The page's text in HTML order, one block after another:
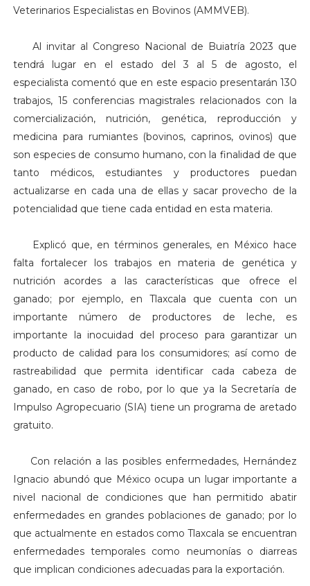
Veterinarios Especialistas en Bovinos (AMMVEB).
Al invitar al Congreso Nacional de Buiatría 2023 que
tendrá lugar en el estado del 3 al 5 de agosto, el
especialista comentó que en este espacio presentarán 130
trabajos, 15 conferencias magistrales relacionados con la
comercialización, nutrición, genética, reproducción y
medicina para rumiantes (bovinos, caprinos, ovinos) que
son especies de consumo humano, con la finalidad de que
tanto médicos, estudiantes y productores puedan
actualizarse en cada una de ellas y sacar provecho de la
potencialidad que tiene cada entidad en esta materia.
Explicó que, en términos generales, en México hace
falta fortalecer los trabajos en materia de genética y
nutrición acordes a las características que ofrece el
ganado; por ejemplo, en Tlaxcala que cuenta con un
importante número de productores de leche, es
importante la inocuidad del proceso para garantizar un
producto de calidad para los consumidores; así como de
rastreabilidad que permita identificar cada cabeza de
ganado, en caso de robo, por lo que ya la Secretaría de
Impulso Agropecuario (SIA) tiene un programa de aretado
gratuito.
Con relación a las posibles enfermedades, Hernández
Ignacio abundó que México ocupa un lugar importante a
nivel nacional de condiciones que han permitido abatir
enfermedades en grandes poblaciones de ganado; por lo
que actualmente en estados como Tlaxcala se encuentran
enfermedades temporales como neumonías o diarreas
que implican condiciones adecuadas para la exportación.